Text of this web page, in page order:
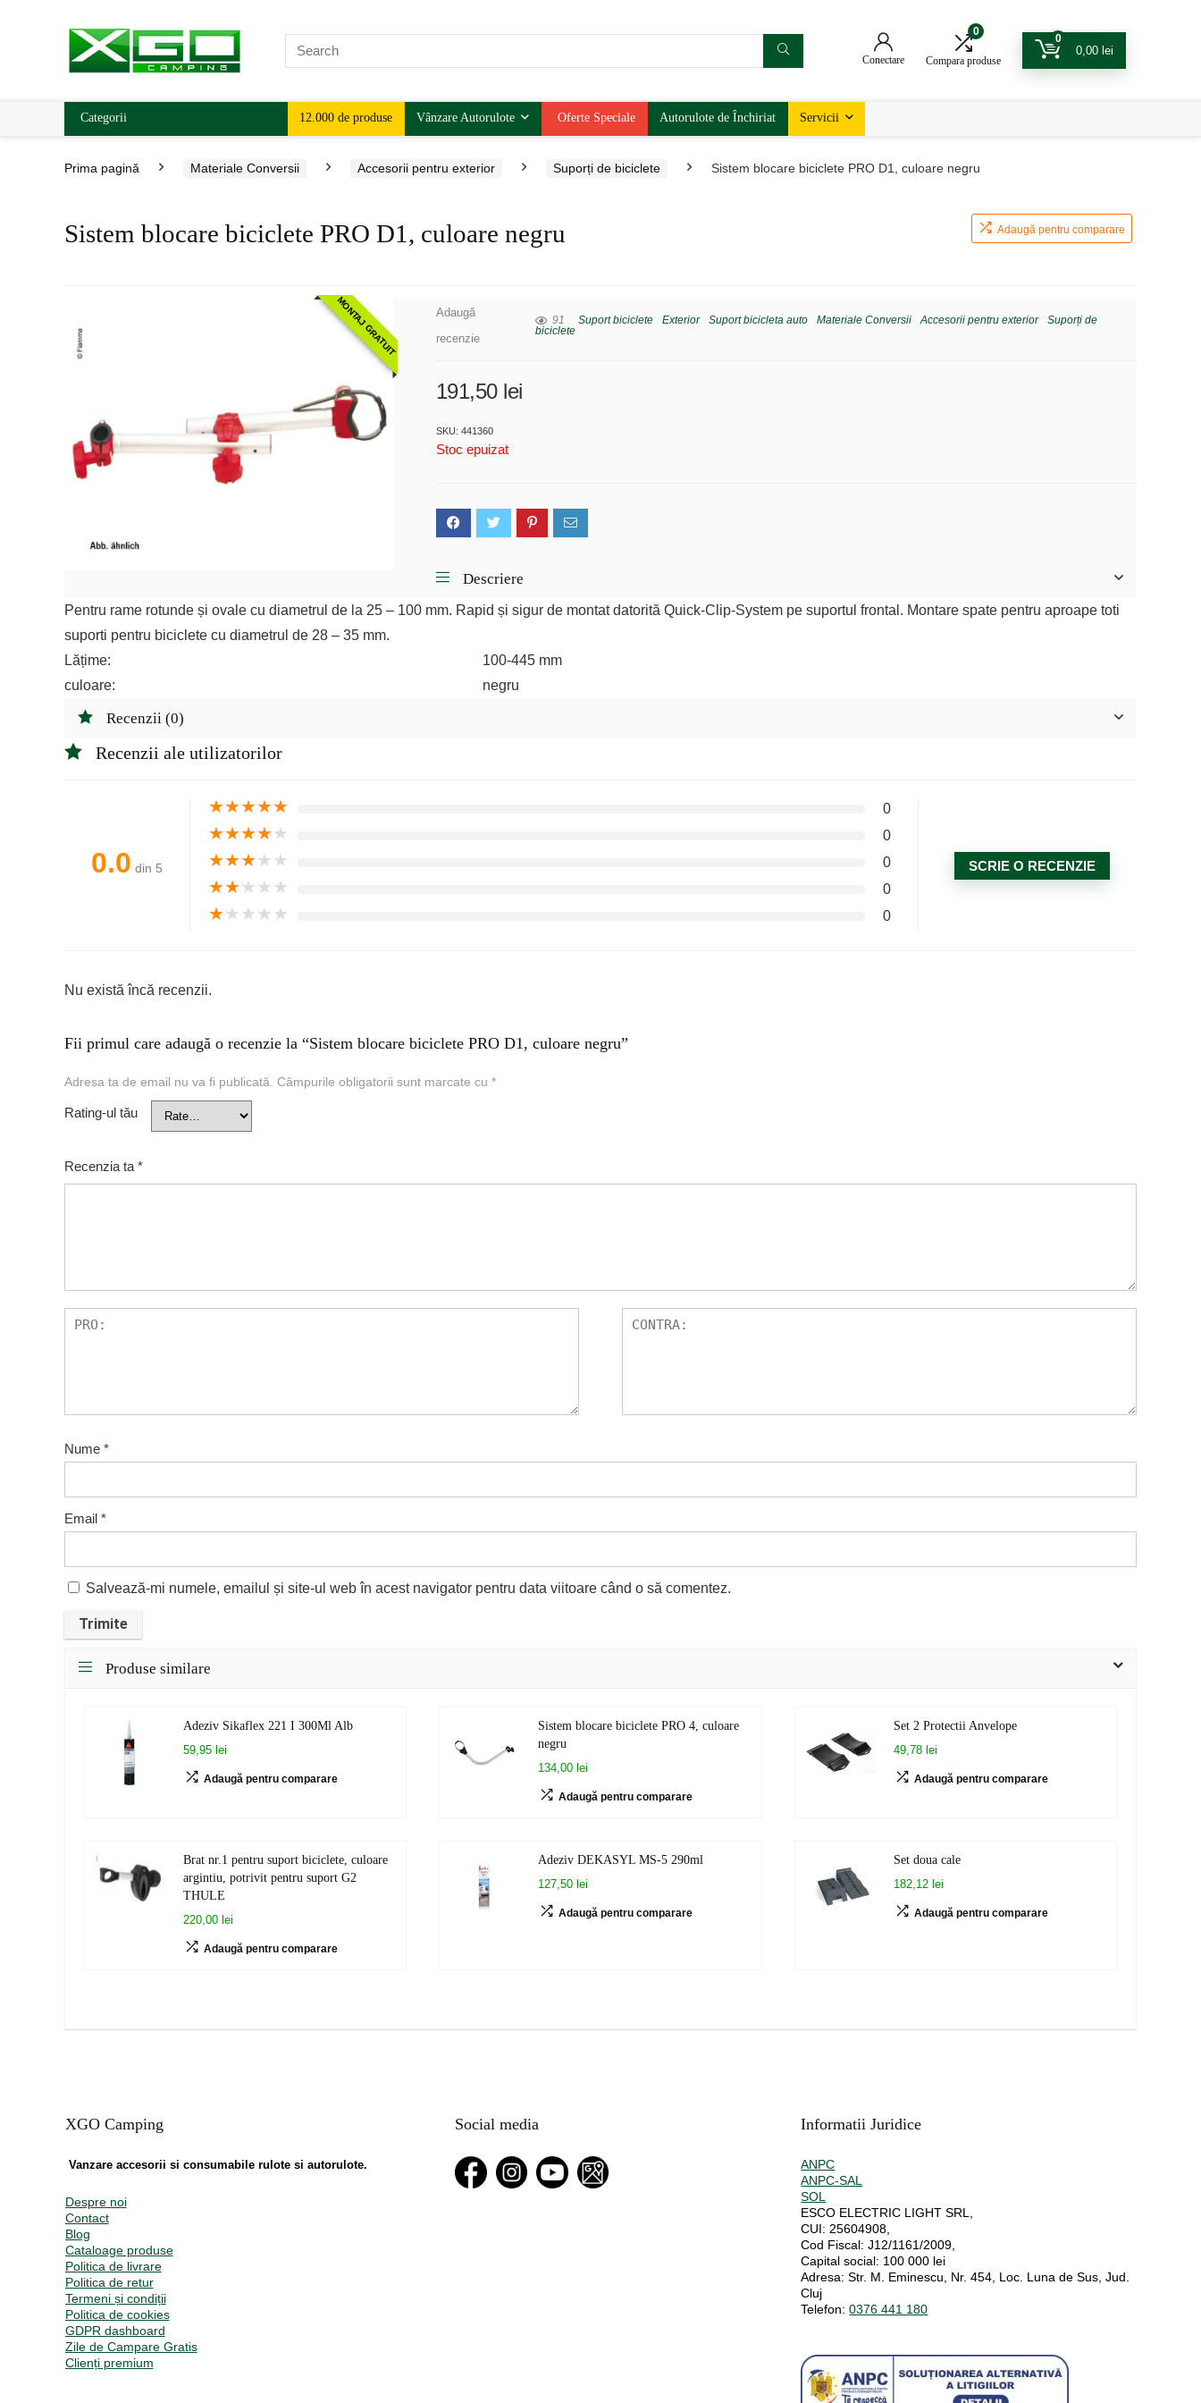
Conectare
0
Compara produse
0
0,00 lei
Categorii 12.000 de produse Vânzare Autorulote Oferte Speciale Autorulote de Închiriat Servicii
Prima pagină Materiale Conversii Accesorii pentru exterior Suporți de biciclete Sistem blocare biciclete PRO D1, culoare negru
Sistem blocare biciclete PRO D1, culoare negru Adaugă pentru comparare
MONTAJ GRATUIT
Adaugă
recenzie
91 Suport biciclete Exterior Suport bicicleta auto Materiale Conversii Accesorii pentru exterior
Suporți de
biciclete
191,50 lei
SKU: 441360
Stoc epuizat
Descriere
Pentru rame rotunde și ovale cu diametrul de la 25 – 100 mm. Rapid și sigur de montat datorită Quick-Clip-System pe suportul frontal. Montare spate pentru aproape toti
suporti pentru biciclete cu diametrul de 28 – 35 mm.
Lățime:
100-445 mm
culoare:
negru
Recenzii (0)
Recenzii ale utilizatorilor
0.0 din 5
★★★★★ 0
★★★★★ 0
★★★★★ 0
★★★★★ 0
★★★★★ 0
SCRIE O RECENZIE
Nu există încă recenzii.
Fii primul care adaugă o recenzie la “Sistem blocare biciclete PRO D1, culoare negru”
Adresa ta de email nu va fi publicată. Câmpurile obligatorii sunt marcate cu *
Rating-ul tău
Recenzia ta *
Nume *
Email *
Salvează-mi numele, emailul și site-ul web în acest navigator pentru data viitoare când o să comentez.
Produse similare
Adeziv Sikaflex 221 I 300Ml Alb
59,95 lei
Adaugă pentru comparare
Sistem blocare biciclete PRO 4, culoare
negru
134,00 lei
Adaugă pentru comparare
Set 2 Protectii Anvelope
49,78 lei
Adaugă pentru comparare
Brat nr.1 pentru suport biciclete, culoare
argintiu, potrivit pentru suport G2
THULE
220,00 lei
Adaugă pentru comparare
Adeziv DEKASYL MS-5 290ml
127,50 lei
Adaugă pentru comparare
Set doua cale
182,12 lei
Adaugă pentru comparare
XGO Camping
Vanzare accesorii si consumabile rulote si autorulote.
Despre noi
Contact
Blog
Cataloage produse
Politica de livrare
Politica de retur
Termeni și condiții
Politica de cookies
GDPR dashboard
Zile de Campare Gratis
Clienți premium
Social media Informatii Juridice
ANPC
ANPC-SAL
SOL
ESCO ELECTRIC LIGHT SRL,
CUI: 25604908,
Cod Fiscal: J12/1161/2009,
Capital social: 100 000 lei
Adresa: Str. M. Eminescu, Nr. 454, Loc. Luna de Sus, Jud.
Cluj
Telefon: 0376 441 180